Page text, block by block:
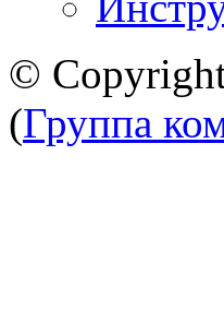
©
(Группа